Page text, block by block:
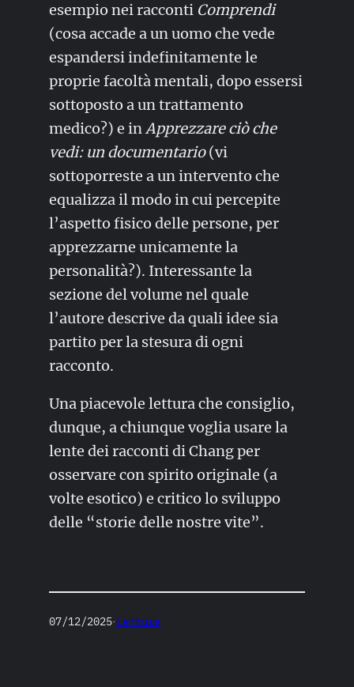
esempio nei racconti Comprendi
(cosa accade a un uomo che vede
espandersi indefinitamente le
proprie facoltà mentali, dopo essersi
sottoposto a un trattamento
medico?) e inApprezzare ciò che
vedi: un documentario(vi
sottoporreste a un intervento che
equalizza il modo in cui percepite
l’aspetto fisico delle persone, per
apprezzarne unicamente la
personalità?). Interessante la
sezione del volume nel quale
l’autore descrive da quali idee sia
partito per la stesura di ogni
racconto.
Una piacevole lettura che consiglio,
dunque, a chiunque voglia usare la
lente dei racconti di Chang per
osservare con spirito originale (a
volte esotico) e critico lo sviluppo
delle “storie delle nostre vite”.
07/12/2025· Letture